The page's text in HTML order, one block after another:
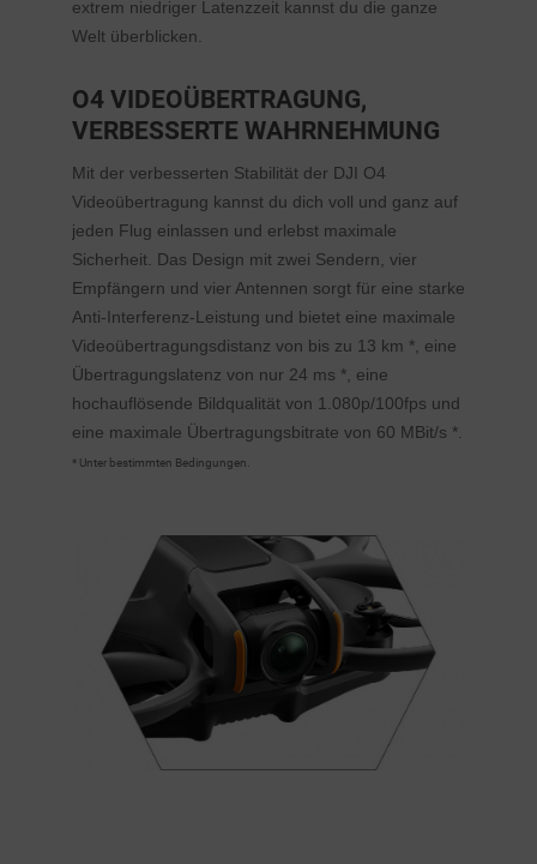
extrem niedriger Latenzzeit kannst du die ganze
Welt überblicken.
O4 VIDEOÜBERTRAGUNG,
VERBESSERTE WAHRNEHMUNG
Mit der verbesserten Stabilität der DJI O4
Videoübertragung kannst du dich voll und ganz auf
jeden Flug einlassen und erlebst maximale
Sicherheit. Das Design mit zwei Sendern, vier
Empfängern und vier Antennen sorgt für eine starke
Anti-Interferenz-Leistung und bietet eine maximale
Videoübertragungsdistanz von bis zu 13 km *, eine
Übertragungslatenz von nur 24 ms *, eine
hochauflösende Bildqualität von 1.080p/100fps und
eine maximale Übertragungsbitrate von 60 MBit/s *.
* Unter bestimmten Bedingungen.